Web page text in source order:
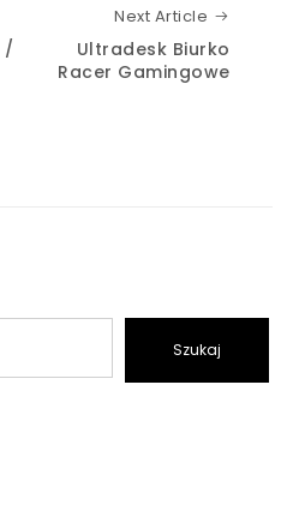
/
Next Article
Ultradesk Biurko
Racer Gamingowe
Szukaj